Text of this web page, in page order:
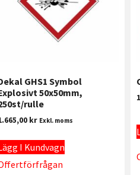
GHS1 Symbol
50x50mm,
rulle
kr Exkl. moms
I Kundvagn